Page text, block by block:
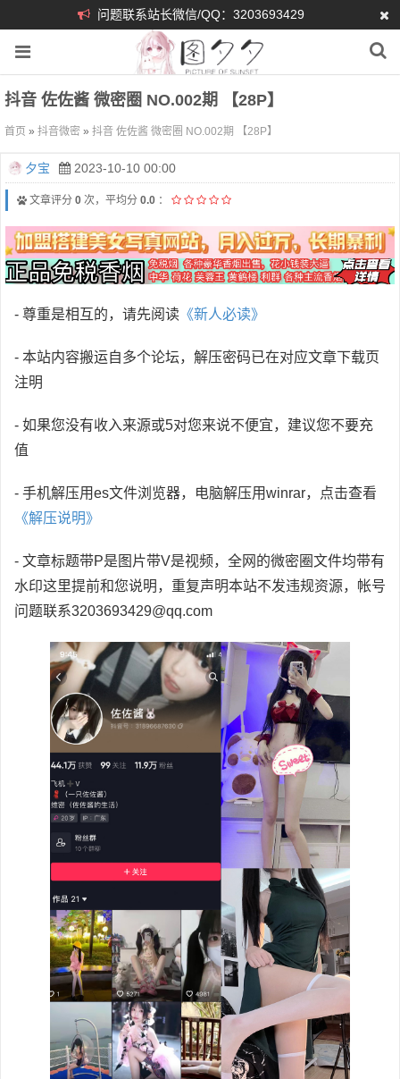
问题联系站长微信/QQ：3203693429
抖音 佐佐酱 微密圈 NO.002期 【28P】
首页 » 抖音微密 » 抖音 佐佐酱 微密圈 NO.002期 【28P】
夕宝 2023-10-10 00:00
文章评分 0 次，平均分 0.0 ：
- 尊重是相互的，请先阅读 《新人必读》
- 本站内容搬运自多个论坛，解压密码已在对应文章下载页
注明
- 如果您没有收入来源或5对您来说不便宜，建议您不要充
值
- 手机解压用es文件浏览器，电脑解压用winrar，点击查看
《解压说明》
- 文章标题带P是图片带V是视频，全网的微密圈文件均带有
水印这里提前和您说明，重复声明本站不发违规资源，帐号
问题联系3203693429@qq.com